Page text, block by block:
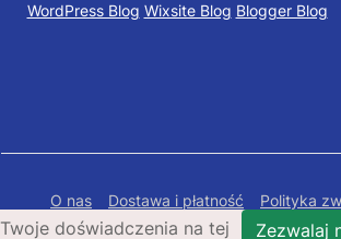
WordPress Blog Wixsite Blog Blogger Blog
O nas Dostawa i płatność Polityka
Polityka prywatności
Mapa
Twoje doświadczenia na tej Zezwalaj